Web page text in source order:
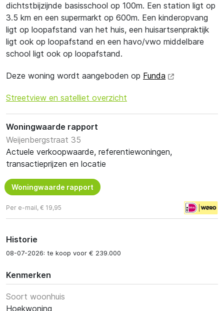
dichtstbijzijnde basisschool op 100m. Een station ligt op
3.5 km en een supermarkt op 600m. Een kinderopvang
ligt op loopafstand van het huis, een huisartsenpraktijk
ligt ook op loopafstand en een havo/vwo middelbare
school ligt ook op loopafstand.
Deze woning wordt aangeboden op Funda
Streetview en satelliet overzicht
Woningwaarde rapport
Weijenbergstraat 35
Actuele verkoopwaarde, referentiewoningen,
transactieprijzen en locatie
Woningwaarde rapport
Per e-mail, € 19,95
Historie
08-07-2026: te koop voor € 239.000
Kenmerken
Soort woonhuis
Hoekwoning